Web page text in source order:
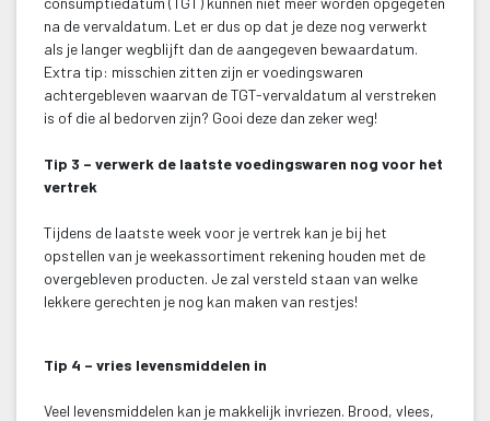
na de vervaldatum. Let er dus op dat je deze nog verwerkt
als je langer wegblijft dan de aangegeven bewaardatum.
Extra tip: misschien zitten zijn er voedingswaren
achtergebleven waarvan de TGT-vervaldatum al verstreken
is of die al bedorven zijn? Gooi deze dan zeker weg!
Tip 3 – verwerk de laatste voedingswaren nog voor het
vertrek
Tijdens de laatste week voor je vertrek kan je bij het
opstellen van je weekassortiment rekening houden met de
overgebleven producten. Je zal versteld staan van welke
lekkere gerechten je nog kan maken van restjes!
Tip 4 – vries levensmiddelen in
Veel levensmiddelen kan je makkelijk invriezen. Brood, vlees,